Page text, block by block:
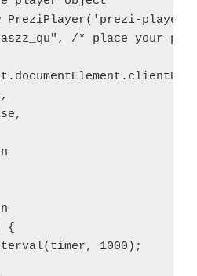
PreziPlayer('prezi-
/* place your
{
1000);